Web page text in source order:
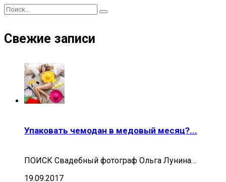
Свежие записи
Упаковать чемодан в медовый месяц?...
ПОИСК Свадебный фотограф Ольга Лунина…
19.09.2017